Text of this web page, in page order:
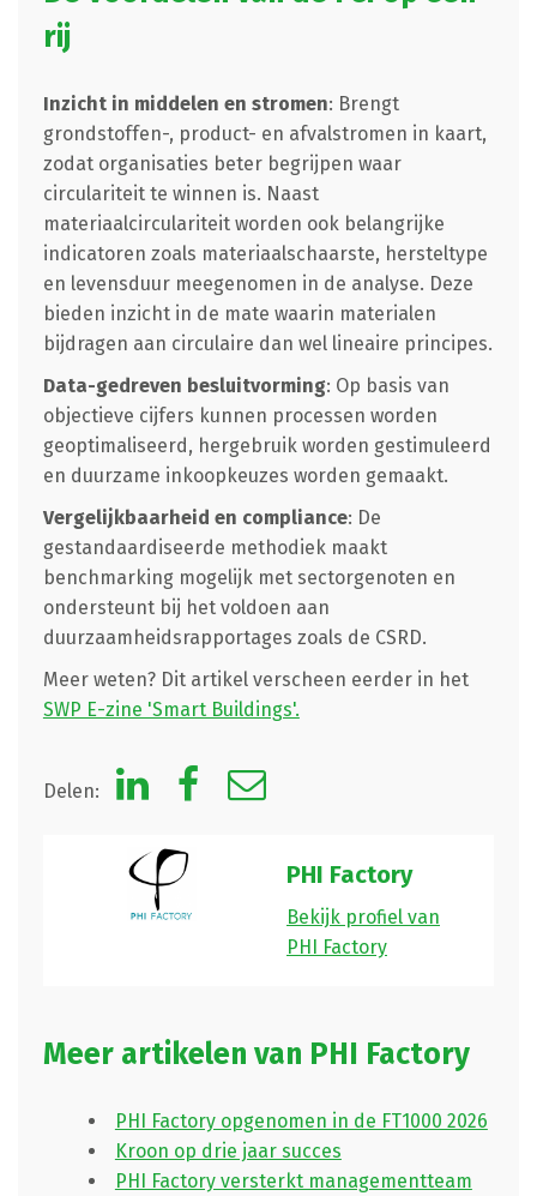
rij
Inzicht in middelen en stromen: Brengt
grondstoffen-, product- en afvalstromen in kaart,
zodat organisaties beter begrijpen waar
circulariteit te winnen is. Naast
materiaalcirculariteit worden ook belangrijke
indicatoren zoals materiaalschaarste, hersteltype
en levensduur meegenomen in de analyse. Deze
bieden inzicht in de mate waarin materialen
bijdragen aan circulaire dan wel lineaire principes.
Data-gedreven besluitvorming: Op basis van
objectieve cijfers kunnen processen worden
geoptimaliseerd, hergebruik worden gestimuleerd
en duurzame inkoopkeuzes worden gemaakt.
Vergelijkbaarheid en compliance: De
gestandaardiseerde methodiek maakt
benchmarking mogelijk met sectorgenoten en
ondersteunt bij het voldoen aan
duurzaamheidsrapportages zoals de CSRD.
Meer weten? Dit artikel verscheen eerder in het
SWP E-zine 'Smart Buildings'.
Delen:
PHI Factory
Bekijk profiel van
PHI Factory
Meer artikelen van PHI Factory
PHI Factory opgenomen in de FT1000 2026
Kroon op drie jaar succes
PHI Factory versterkt managementteam